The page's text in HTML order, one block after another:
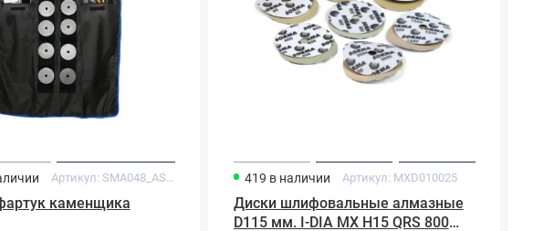
Артикул: SMA048_AS**
каменщика
419 в наличии Артикул: MXD010025
Диски шлифовальные алмазные
D115 мм. I-DIA MX H15 QRS 800